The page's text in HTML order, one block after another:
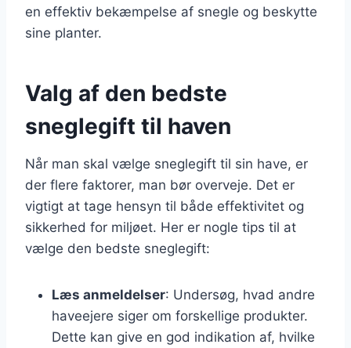
en effektiv bekæmpelse af snegle og beskytte
sine planter.
Valg af den bedste
sneglegift til haven
Når man skal vælge sneglegift til sin have, er
der flere faktorer, man bør overveje. Det er
vigtigt at tage hensyn til både effektivitet og
sikkerhed for miljøet. Her er nogle tips til at
vælge den bedste sneglegift:
Læs anmeldelser: Undersøg, hvad andre
haveejere siger om forskellige produkter.
Dette kan give en god indikation af, hvilke